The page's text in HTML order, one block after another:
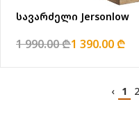
სავარძელი Jersonlow
1 990.00 ₾1 390.00 ₾
‹ 1 2